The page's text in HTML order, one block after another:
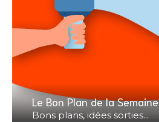
Le Bon Plan de la Semaine
Bons plans, idées sorties...